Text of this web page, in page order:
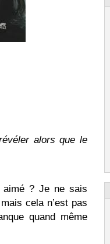
alors que le
aimé ? Je ne sais
cela n’est pas
quand même